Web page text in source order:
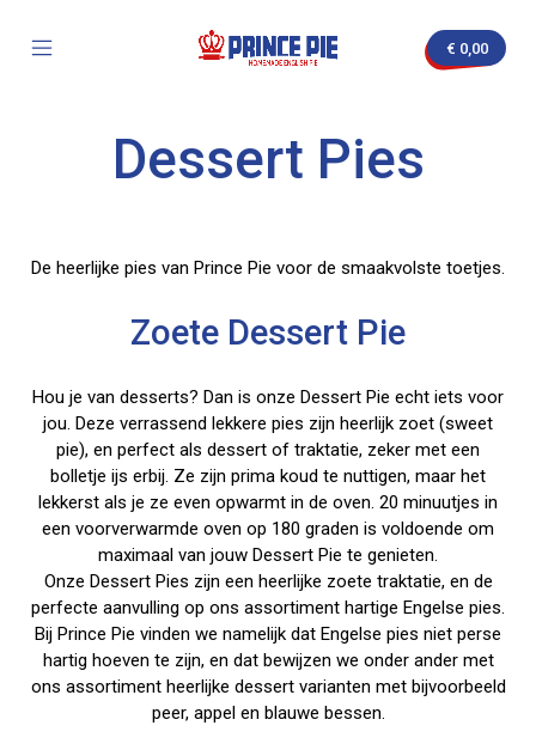
€ 0,00
Dessert Pies
De heerlijke pies van Prince Pie voor de smaakvolste toetjes.
Zoete Dessert Pie
Hou je van desserts? Dan is onze Dessert Pie echt iets voor
jou. Deze verrassend lekkere pies zijn heerlijk zoet (sweet
pie), en perfect als dessert of traktatie, zeker met een
bolletje ijs erbij. Ze zijn prima koud te nuttigen, maar het
lekkerst als je ze even opwarmt in de oven. 20 minuutjes in
een voorverwarmde oven op 180 graden is voldoende om
maximaal van jouw Dessert Pie te genieten.
Onze Dessert Pies zijn een heerlijke zoete traktatie, en de
perfecte aanvulling op ons assortiment hartige Engelse pies.
Bij Prince Pie vinden we namelijk dat Engelse pies niet perse
hartig hoeven te zijn, en dat bewijzen we onder ander met
ons assortiment heerlijke dessert varianten met bijvoorbeeld
peer, appel en blauwe bessen.